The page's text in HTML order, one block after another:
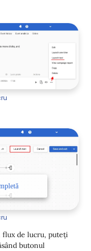
de lucru, puteți
butonul